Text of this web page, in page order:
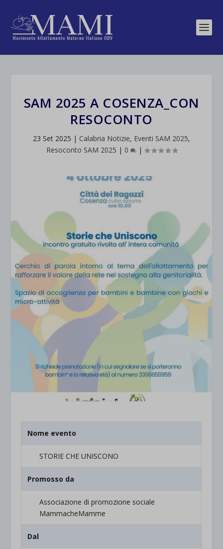
SAM 2025 A COSENZA_CON
RESOCONTO
23 Set 2025 | Calabria Notizie, Eventi SAM 2025,
Resoconto SAM 2025 | 0 |
Nome evento
STORIE CHE UNISCONO
Promosso da
Associazione di promozione sociale
MammacheMamme
Dal